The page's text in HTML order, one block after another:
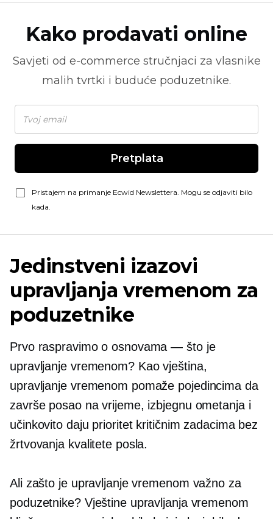
Kako prodavati online
Savjeti od e-commerce stručnjaci za vlasnike
malih tvrtki i buduće poduzetnike.
Pretplata
Pristajem na primanje Ecwid Newslettera. Mogu se odjaviti bilo
kada.
Jedinstveni izazovi
upravljanja vremenom za
poduzetnike
Prvo raspravimo o osnovama — što je
upravljanje vremenom? Kao vještina,
upravljanje vremenom pomaže pojedincima da
završe posao na vrijeme, izbjegnu ometanja i
učinkovito daju prioritet kritičnim zadacima bez
žrtvovanja kvalitete posla.
Ali zašto je upravljanje vremenom važno za
poduzetnike? Vještine upravljanja vremenom